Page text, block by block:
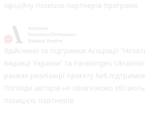
офіційну позицію партнерів програми.
Здійснено за підтримки Асоціації
видавці України” та Foreningen
рамках реалізації проєкту Хаб
Погляди авторів не обов'язково
позицією партнерів